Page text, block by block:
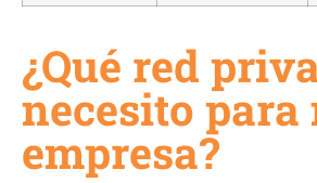
¿Qué red
necesito para
empresa?